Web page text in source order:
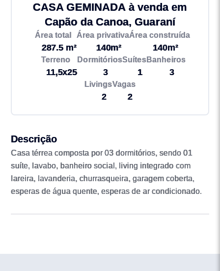
CASA GEMINADA à venda em
Capão da Canoa, Guaraní
Área total
287.5 m²
Área privativa
140m²
Área construída
140m²
Terreno
11,5x25
Dormitórios
3
Suítes
1
Banheiros
3
Livings
2
Vagas
2
Descrição
Casa térrea composta por 03 dormitórios, sendo 01
suíte, lavabo, banheiro social, living integrado com
lareira, lavanderia, churrasqueira, garagem coberta,
esperas de água quente, esperas de ar condicionado.